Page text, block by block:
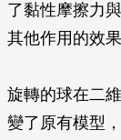
了黏性摩擦力
其他作用的效果
旋轉的球在二
變了原有模型